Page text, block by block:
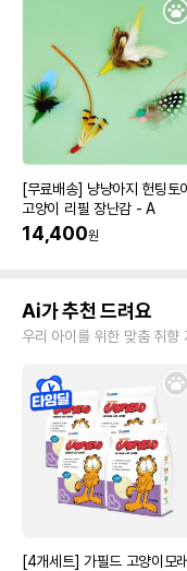
[무료배송] 냥냥아지 헌팅토이
고양이 리필 장난감 - A
14,400원
Ai가 추천 드려요
우리 아이를 위한 맞춤 취향
[4개세트] 가필드 고양이모래